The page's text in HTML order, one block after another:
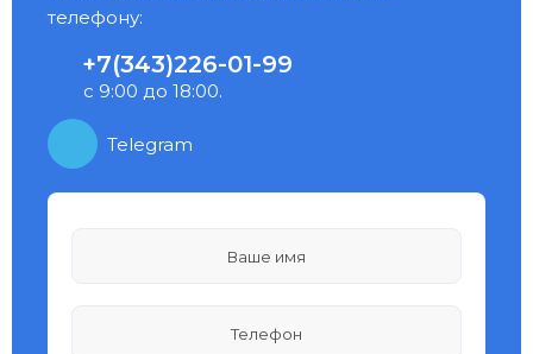
телефону:
+7(343)226-01-99
с 9:00 до 18:00.
Telegram